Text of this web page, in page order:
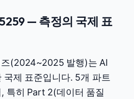
— 측정의 국제 표
(2024~2025 발행)는 AI
국제 표준입니다. 5개 파트
특히 Part 2(데이터 품질